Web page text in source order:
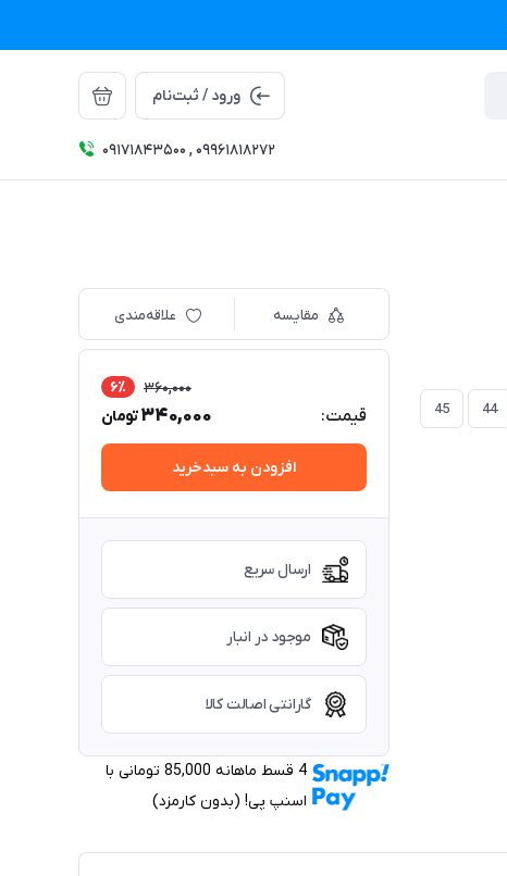
ورود / ثبت‌نام
09171843500 , 09961818272
44
45
مقایسه علاقه‌مندی
قیمت:
360,000 6٪
340,000تومان
افزودن به سبدخرید
ارسال سریع
موجود در انبار
گارانتی اصالت کالا
4 قسط ماهانه 85,000 تومانی با
اسنپ ‌پی! (بدون کارمزد)